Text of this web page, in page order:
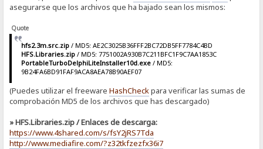
asegurarse que los archivos que ha bajado sean los mismos:
Quote
hfs2.3m.src.zip/ MD5: AE2C3025B36FFF2BC72DB5FF7784C4BD
HFS.Libraries.zip/ MD5: 7751002A930B7C211BFC1F9C7AA1853C
PortableTurboDelphiLiteInstaller10d.exe/ MD5:
9B24FA6BD91FAF9ACA8AEA78B90AEF07
(Puedes utilizar el freewareHashCheckpara verificar las sumas de
comprobación MD5 de los archivos que has descargado)
» HFS.Libraries.zip / Enlaces de descarga:
https://www.4shared.com/s/fsY2jRS7Tda
http://www.mediafire.com/?z32tkfzezfx36i7